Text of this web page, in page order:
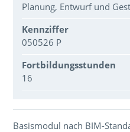
Planung, Entwurf und
Kennziffer
050526 P
Fortbildungsstunden
16
Über den Inhalt der
Basismodul nach BIM-